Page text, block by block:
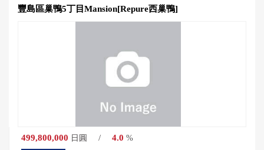
豐島區巢鴨5丁目Mansion[Repure西巢鴨]
499,800,000 日圓 / 4.0 %